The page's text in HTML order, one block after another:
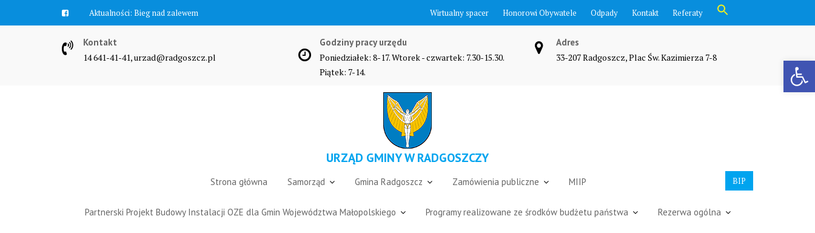
Otwórz pasek narzędzi
Aktualności: Zawyją syreny Wirtualny spacer Honorowi Obywatele Odpady Kontakt Referaty
Search Button
Kontakt
14 641-41-41, urzad@radgoszcz.pl
Godziny pracy urzędu
Poniedziałek: 8-17. Wtorek - czwartek: 7.30-15.30.
Piątek: 7-14.
Adres
33-207 Radgoszcz, Plac Św. Kazimierza 7-8
URZĄD GMINY W RADGOSZCZY
BIP
Strona główna Samorząd Gmina Radgoszcz Zamówienia publiczne MIIP
Partnerski Projekt Budowy Instalacji OZE dla Gmin Województwa Małopolskiego Programy realizowane ze środków budżetu państwa Rezerwa ogólna